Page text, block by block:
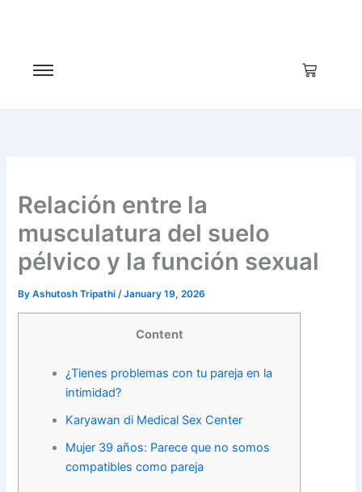
Relación entre la
musculatura del suelo
pélvico y la función sexual
ByAshutosh Tripathi /January 19, 2026
Content
¿Tienes problemas con tu pareja en la
intimidad?
Karyawan di Medical Sex Center
Mujer 39 años: Parece que no somos
compatibles como pareja